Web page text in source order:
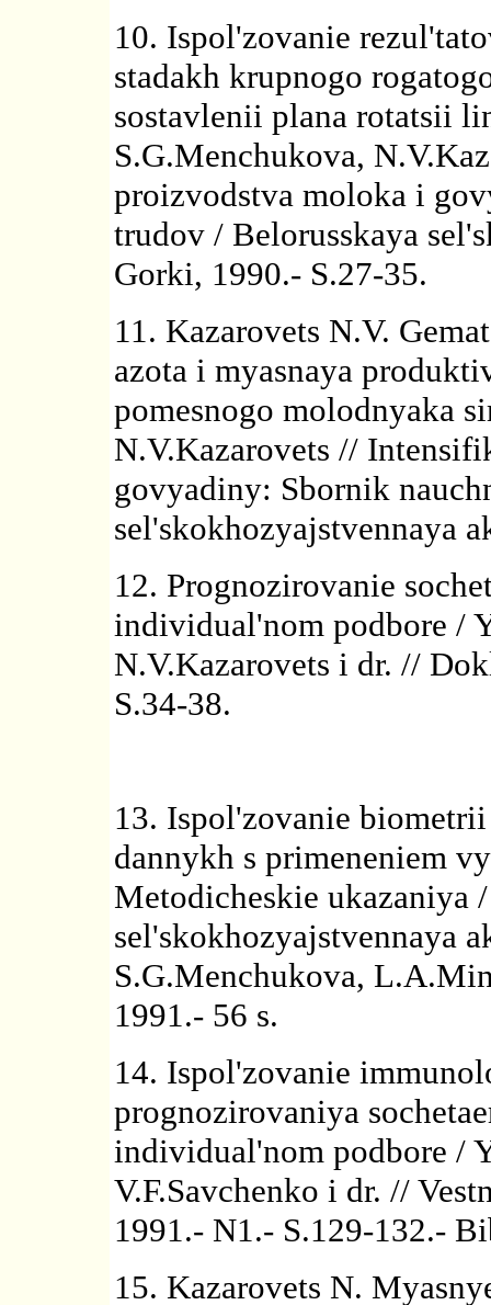
10. Ispol'zovanie
stadakh krupnogo
sostavlenii plana rotatsii
S.G.Menchukova,
proizvodstva moloka i
trudov / Belorusskaya
Gorki, 1990.- S.27-35.
11. Kazarovets N.V.
azota i myasnaya
pomesnogo molodnyaka
N.V.Kazarovets //
govyadiny: Sbornik
sel'skokhozyajstvennaya
12. Prognozirovanie
individual'nom podbore /
N.V.Kazarovets i dr. //
S.34-38.
13. Ispol'zovanie
dannykh s primeneniem
Metodicheskie ukazaniya
sel'skokhozyajstvennaya
S.G.Menchukova,
1991.- 56 s.
14. Ispol'zovanie
prognozirovaniya
individual'nom podbore /
V.F.Savchenko i dr. //
1991.- N1.- S.129-132.-
15. Kazarovets N.